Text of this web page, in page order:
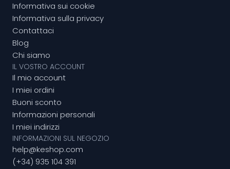
Informativa sui cookie
Informativa sulla privacy
Contattaci
Blog
Chi siamo
IL VOSTRO ACCOUNT
Il mio account
I miei ordini
Buoni sconto
Informazioni personali
I miei indirizzi
INFORMAZIONI SUL NEGOZIO
help@keshop.com
(+34) 935 104 391